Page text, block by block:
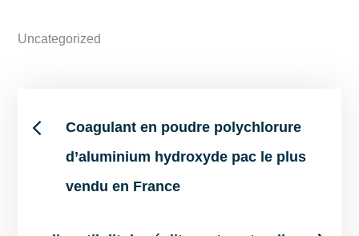
Uncategorized
Post
navigation
Coagulant en poudre polychlorure
d’aluminium hydroxyde pac le plus
vendu en France